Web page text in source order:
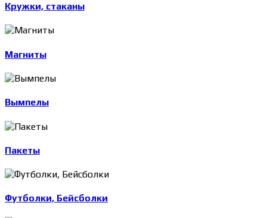
Кружки, стаканы
Магниты
Вымпелы
Пакеты
Футболки, Бейсболки